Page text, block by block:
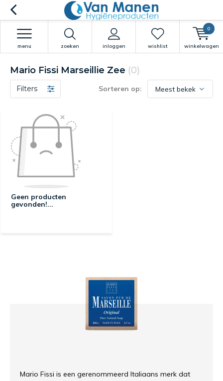
zoeken inloggen
menu wishlist winkelwagen
0
Mario Fissi Marseillie Zee (0)
Filters Sorteren op:
Geen producten
gevonden!...
Mario Fissi is een gerenommeerd Italiaans merk dat